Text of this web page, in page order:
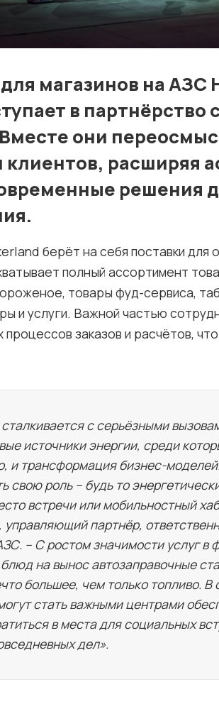
Политика
магазинов на АЗС
в партнёрство
они
расширяя
решения
берёт на себя поставки для
полный ассортимент
товары фуд-сервиса,
и услуги. Важной частью
заказов и расчётов,
с серьёзными
источники энергии, среди
и трансформация бизнес-
свою роль – будь то
встречи или мобильностный
партнёр,
– С ростом значимости услуг в
на вынос автозаправочные
большее, чем только топливо. В
стать важными центрами
в места для социальных
дел».